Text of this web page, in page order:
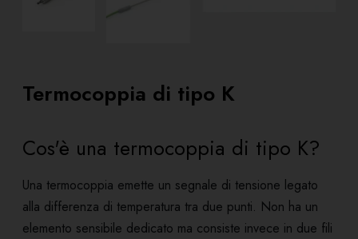
Termocoppia di tipo K
Cos'è una termocoppia di tipo K?
Una termocoppia emette un segnale di tensione legato
alla differenza di temperatura tra due punti. Non ha un
elemento sensibile dedicato ma consiste invece in due fili